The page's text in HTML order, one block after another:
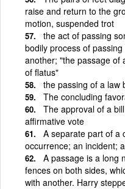
raise and return to the
motion, suspended trot
the act of passing
bodily process of
another; "the passage of
of flatus"
the passing of a law
The concluding
The approval of a
affirmative vote
A separate part of a
occurrence; an incident;
A passage is a long
fences on both sides,
with another. Harry